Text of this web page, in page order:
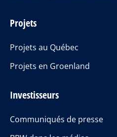
Projets
Projets au Québec
Projets en Groenland
Investisseurs
Communiqués de presse